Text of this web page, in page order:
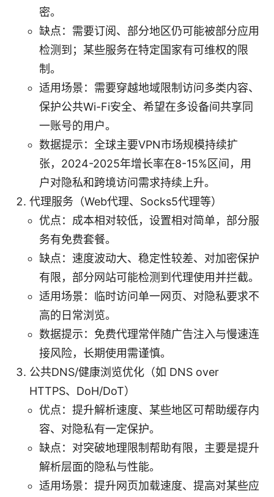
密。
缺点：需要订阅、部分地区仍可能被部分应用
检测到；某些服务在特定国家有可维权的限
制。
适用场景：需要穿越地域限制访问多类内容、
保护公共Wi-Fi安全、希望在多设备间共享同
一账号的用户。
数据提示：全球主要VPN市场规模持续扩
张，2024-2025年增长率在8-15%区间，用
户对隐私和跨境访问需求持续上升。
代理服务（Web代理、Socks5代理等）
优点：成本相对较低，设置相对简单，部分服
务有免费套餐。
缺点：速度波动大、稳定性较差、对加密保护
有限，部分网站可能检测到代理使用并拦截。
适用场景：临时访问单一网页、对隐私要求不
高的日常浏览。
数据提示：免费代理常伴随广告注入与慢速连
接风险，长期使用需谨慎。
公共DNS/健康浏览优化（如 DNS over
HTTPS、DoH/DoT）
优点：提升解析速度、某些地区可帮助缓存内
容、对隐私有一定保护。
缺点：对突破地理限制帮助有限，主要是提升
解析层面的隐私与性能。
适用场景：提升网页加载速度、提高对某些应